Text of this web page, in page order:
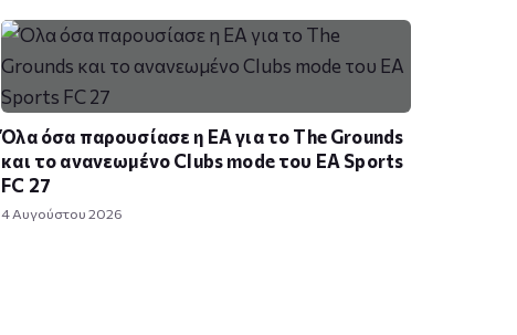
Όλα όσα παρουσίασε η EA για το The Grounds
και το ανανεωμένο Clubs mode του EA Sports
FC 27
4 Αυγούστου 2026